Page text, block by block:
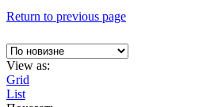
Return to previous page
View as:
Grid
List